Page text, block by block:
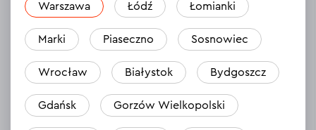
4.7 9
Газонокосарка електрична
Dnipro-M 32
5.0 6
Газонокосарка електрична
Dnipro-M 38
Warszawa Łódź Łomianki
Marki Piaseczno Sosnowiec
Wrocław Białystok Bydgoszcz
Gdańsk Gorzów Wielkopolski